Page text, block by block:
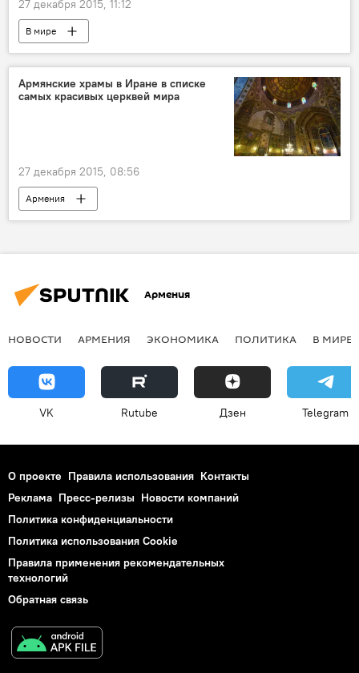
27 декабря 2015, 11:12
В мире
Армянские храмы в Иране в списке
самых красивых церквей мира
27 декабря 2015, 08:56
Армения
Армения
НОВОСТИ АРМЕНИЯ ЭКОНОМИКА ПОЛИТИКА В МИРЕ
VK Rutube Дзен Telegram
О проекте Правила использования Контакты
Реклама Пресс-релизы Новости компаний
Политика конфиденциальности
Политика использования Cookie
Правила применения рекомендательных
технологий
Обратная связь